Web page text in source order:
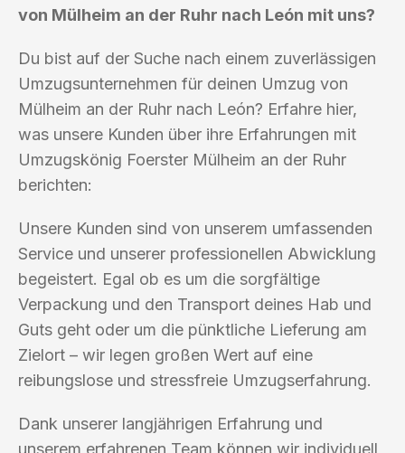
von Mülheim an der Ruhr nach León mit uns?
Du bist auf der Suche nach einem zuverlässigen
Umzugsunternehmen für deinen Umzug von
Mülheim an der Ruhr nach León? Erfahre hier,
was unsere Kunden über ihre Erfahrungen mit
Umzugskönig Foerster Mülheim an der Ruhr
berichten:
Unsere Kunden sind von unserem umfassenden
Service und unserer professionellen Abwicklung
begeistert. Egal ob es um die sorgfältige
Verpackung und den Transport deines Hab und
Guts geht oder um die pünktliche Lieferung am
Zielort – wir legen großen Wert auf eine
reibungslose und stressfreie Umzugserfahrung.
Dank unserer langjährigen Erfahrung und
unserem erfahrenen Team können wir individuell